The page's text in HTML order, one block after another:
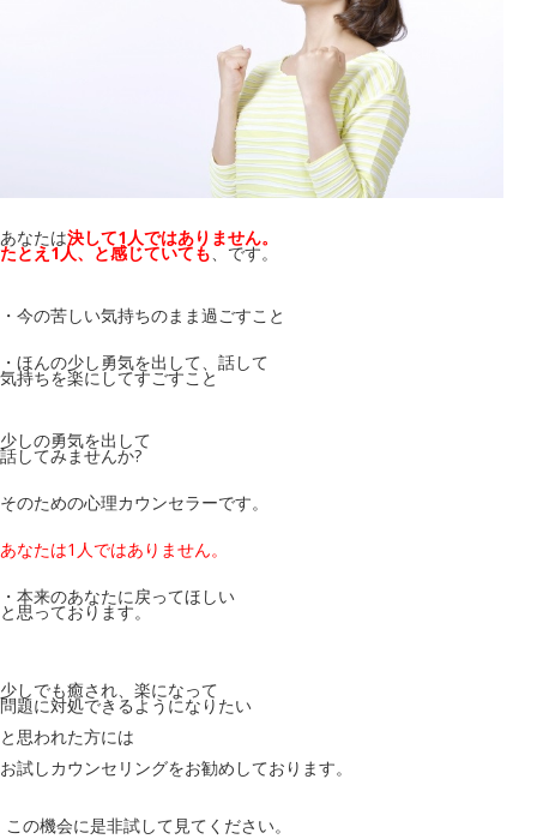
あなたは決して1人ではありません。
たとえ1人、と感じていても、です。
・今の苦しい気持ちのまま過ごすこと
・ほんの少し勇気を出して、話して
気持ちを楽にしてすごすこと
少しの勇気を出して
話してみませんか?
そのための心理カウンセラーです。
あなたは1人ではありません。
・本来のあなたに戻ってほしい
と思っております。
少しでも癒され、楽になって
問題に対処できるようになりたい
と思われた方には
お試しカウンセリングをお勧めしております。
この機会に是非試して見てください。